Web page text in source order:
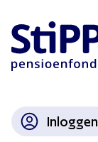
Inloggen